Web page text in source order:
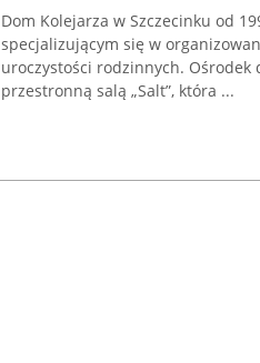
Dom Kolejarza w Szczecinku od
specjalizującym się w
uroczystości rodzinnych.
przestronną salą „Salt”, która ...